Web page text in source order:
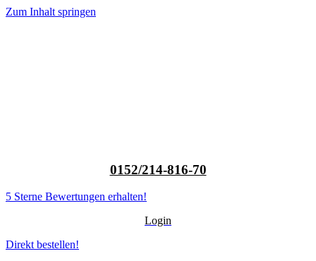
Zum Inhalt springen
0152/214-816-70
5 Sterne Bewertungen erhalten!
Login
Direkt bestellen!